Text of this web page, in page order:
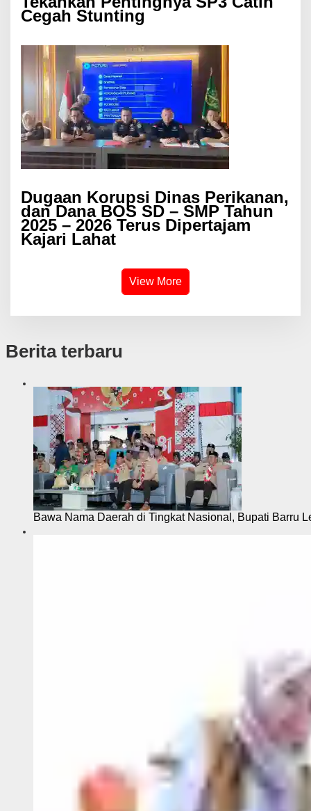
Cegah Stunting
Dugaan Korupsi Dinas Perikanan,
dan Dana BOS SD – SMP Tahun
2025 – 2026 Terus Dipertajam
Kajari Lahat
View More
Berita terbaru
Bawa Nama Daerah di Tingkat Nasional, Bupati Barru